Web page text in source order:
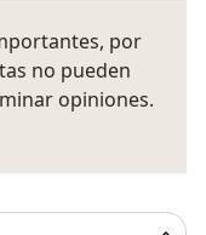
por
no pueden
opiniones.